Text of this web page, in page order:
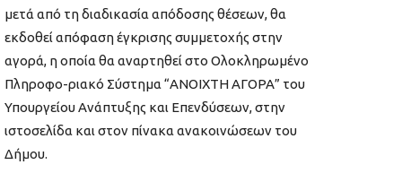
μετά από τη διαδικασία απόδοσης θέσεων, θα
εκδοθεί απόφαση έγκρισης συμμετοχής στην
αγορά, η οποία θα αναρτηθεί στο Ολοκληρωμένο
Πληροφο-ριακό Σύστημα “ΑΝΟΙΧΤΗ ΑΓΟΡΑ” του
Υπουργείου Ανάπτυξης και Επενδύσεων, στην
ιστοσελίδα και στον πίνακα ανακοινώσεων του
Δήμου.